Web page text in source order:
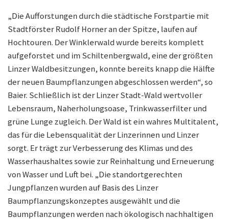
„Die Aufforstungen durch die städtische Forstpartie mit
Stadtförster Rudolf Horner an der Spitze, laufen auf
Hochtouren. Der Winklerwald wurde bereits komplett
aufgeforstet und im Schiltenbergwald, eine der größten
Linzer Waldbesitzungen, konnte bereits knapp die Hälfte
der neuen Baumpflanzungen abgeschlossen werden“, so
Baier. Schließlich ist der Linzer Stadt-Wald wertvoller
Lebensraum, Naherholungsoase, Trinkwasserfilter und
grüne Lunge zugleich. Der Wald ist ein wahres Multitalent,
das für die Lebensqualität der Linzerinnen und Linzer
sorgt. Er trägt zur Verbesserung des Klimas und des
Wasserhaushaltes sowie zur Reinhaltung und Erneuerung
von Wasser und Luft bei. „Die standortgerechten
Jungpflanzen wurden auf Basis des Linzer
Baumpflanzungskonzeptes ausgewählt und die
Baumpflanzungen werden nach ökologisch nachhaltigen